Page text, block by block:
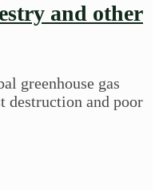
and other
greenhouse gas
destruction and poor